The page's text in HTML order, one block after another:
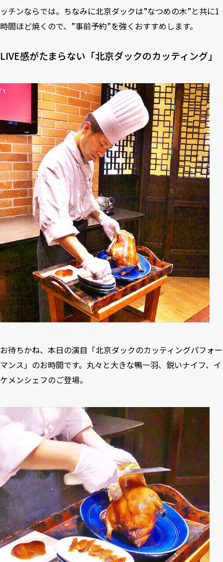
ッチンならでは。ちなみに北京ダックは”なつめの木”と共に1
時間ほど焼くので、”事前予約”を強くおすすめします。
LIVE感がたまらない「北京ダックのカッティング」
お待ちかね、本日の演目「北京ダックのカッティングパフォー
マンス」のお時間です。丸々と大きな鴨一羽、鋭いナイフ、イ
ケメンシェフのご登場。